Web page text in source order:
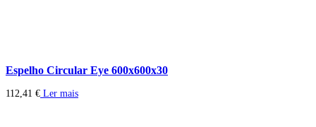
Espelho Circular Eye 600x600x30
112,41 € Ler mais